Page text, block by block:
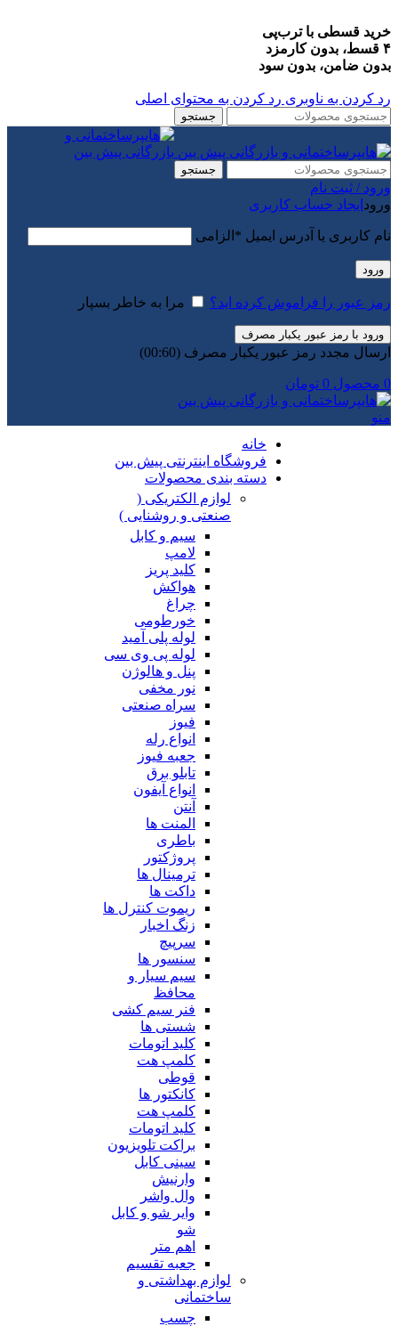
خرید قسطی با ترب‌پی
۴ قسط، بدون کارمزد
بدون ضامن، بدون سود
رد کردن به ناوبری رد کردن به محتوای اصلی
جستجو
جستجو
ورود / ثبت نام
ورود ایجاد حساب کاربری
نام کاربری یا آدرس ایمیل * الزامی
ورود
رمز عبور را فراموش کرده اید؟ مرا به خاطر بسپار
ورود با رمز عبور یکبار مصرف
ارسال مجدد رمز عبور یکبار مصرف (00:
60
)
0 محصول 0 تومان
منو
خانه
فروشگاه اینترنتی پیش بین
دسته بندی محصولات
لوازم الکتریکی (
صنعتی و روشنایی )
سیم و کابل
لامپ
کلید پریز
هواکش
چراغ
خورطومی
لوله پلی آمید
لوله پی وی سی
پنل و هالوژن
نور مخفی
سراه صنعتی
فیوز
انواع رله
جعبه فیوز
تابلو برق
انواع آیفون
آنتن
المنت ها
باطری
پروژکتور
ترمینال ها
داکت ها
ریموت کنترل ها
زنگ اخبار
سرپیچ
سنسور ها
سیم سیار و
محافظ
فنر سیم کشی
شستی ها
کلید اتومات
کلمپ هت
قوطی
کانکتور ها
کلمپ هت
کلید اتومات
براکت تلویزیون
سینی کابل
وارنیش
وال واشر
وایر شو و کابل
شو
اهم متر
جعبه تقسیم
لوازم بهداشتی و
ساختمانی
چسب